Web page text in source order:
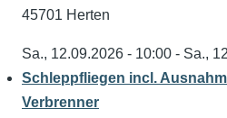
45701 Herten
Sa., 12.09.2026 - 10:00 - Sa.,
Schleppfliegen incl.
Verbrenner